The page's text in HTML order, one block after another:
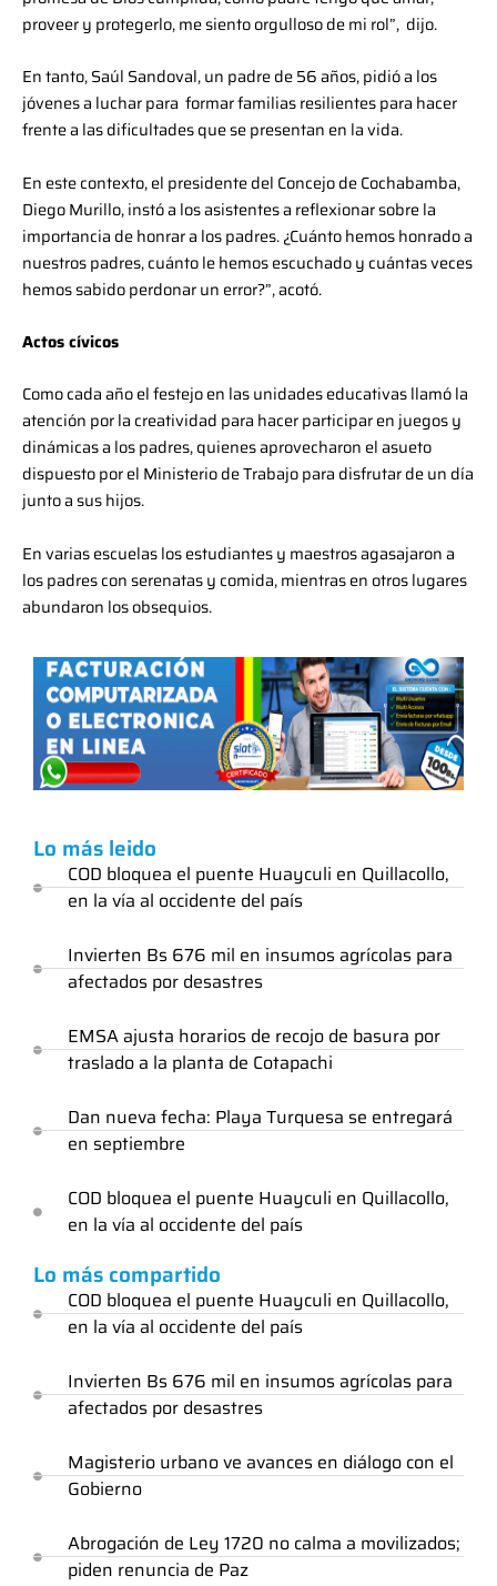
proveer y protegerlo, me siento orgulloso de mi rol”, dijo.
En tanto, Saúl Sandoval, un padre de 56 años, pidió a los
jóvenes a luchar para formar familias resilientes para hacer
frente a las dificultades que se presentan en la vida.
En este contexto, el presidente del Concejo de Cochabamba,
Diego Murillo, instó a los asistentes a reflexionar sobre la
importancia de honrar a los padres. ¿Cuánto hemos honrado a
nuestros padres, cuánto le hemos escuchado y cuántas veces
hemos sabido perdonar un error?”, acotó.
Actos cívicos
Como cada año el festejo en las unidades educativas llamó la
atención por la creatividad para hacer participar en juegos y
dinámicas a los padres, quienes aprovecharon el asueto
dispuesto por el Ministerio de Trabajo para disfrutar de un día
junto a sus hijos.
En varias escuelas los estudiantes y maestros agasajaron a
los padres con serenatas y comida, mientras en otros lugares
abundaron los obsequios.
Lo más leido
COD bloquea el puente Huayculi en Quillacollo,
en la vía al occidente del país
Invierten Bs 676 mil en insumos agrícolas para
afectados por desastres
EMSA ajusta horarios de recojo de basura por
traslado a la planta de Cotapachi
Dan nueva fecha: Playa Turquesa se entregará
en septiembre
COD bloquea el puente Huayculi en Quillacollo,
en la vía al occidente del país
Lo más compartido
COD bloquea el puente Huayculi en Quillacollo,
en la vía al occidente del país
Invierten Bs 676 mil en insumos agrícolas para
afectados por desastres
Magisterio urbano ve avances en diálogo con el
Gobierno
Abrogación de Ley 1720 no calma a movilizados;
piden renuncia de Paz